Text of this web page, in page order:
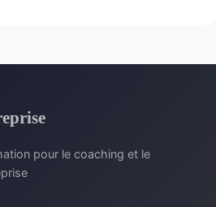
pour le coaching et le